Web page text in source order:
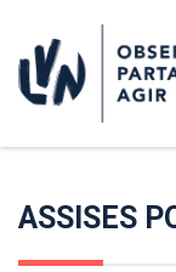
ASSISES